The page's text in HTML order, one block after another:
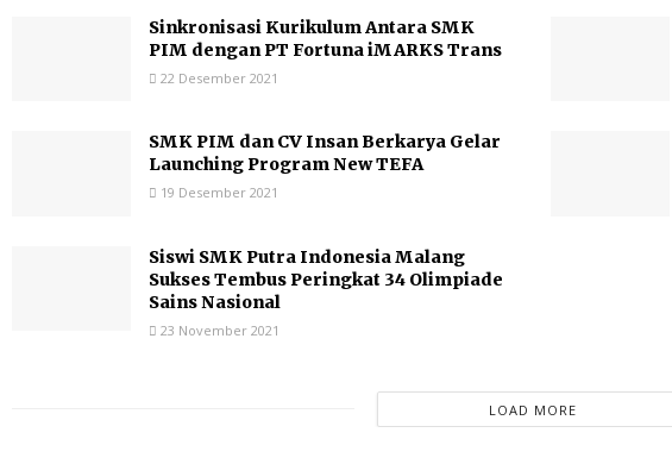
Sinkronisasi Kurikulum Antara SMK
PIM dengan PT Fortuna iMARKS Trans
22 Desember 2021
SMK PIM dan CV Insan Berkarya Gelar
Launching Program New TEFA
19 Desember 2021
Siswi SMK Putra Indonesia Malang
Sukses Tembus Peringkat 34 Olimpiade
Sains Nasional
23 November 2021
LOAD MORE